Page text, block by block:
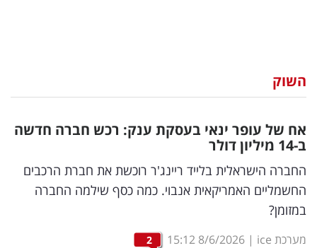
וצרכנות
דיגיטל
וטק
שיווק
ופרסום
השוק
אח של עופר ינאי בעסקת ענק: רכש חברה חדשה
ב-14 מיליון דולר
החברה הישראלית בלייד ריינג'ר רוכשת את חברת הרכבים
החשמליים האמריקאית אנבוי. כמה כסף שילמה החברה
במזומן?
מערכת ice |
8/6/2026
15:12
2